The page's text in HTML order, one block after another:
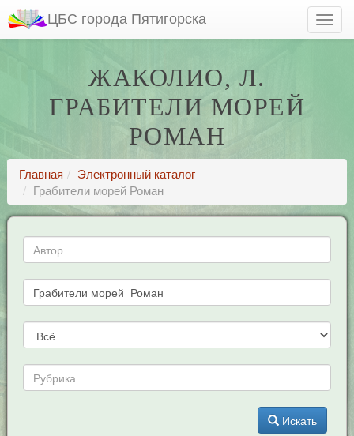
ЦБС города Пятигорска
ЖАКОЛИО, Л.
ГРАБИТЕЛИ МОРЕЙ
РОМАН
Главная
Электронный каталог
Грабители морей Роман
Искать